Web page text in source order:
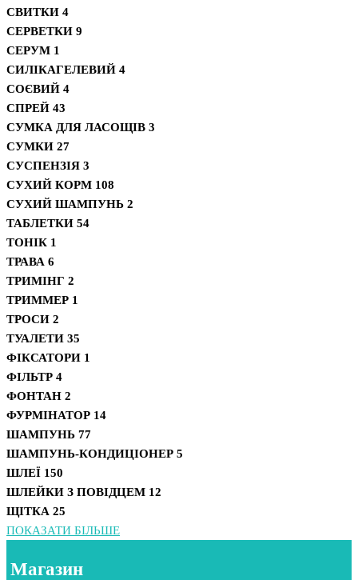
СВИТКИ 4
СЕРВЕТКИ 9
СЕРУМ 1
СИЛІКАГЕЛЕВИЙ 4
СОЄВИЙ 4
СПРЕЙ 43
СУМКА ДЛЯ ЛАСОЩІВ 3
СУМКИ 27
СУСПЕНЗІЯ 3
СУХИЙ КОРМ 108
СУХИЙ ШАМПУНЬ 2
ТАБЛЕТКИ 54
ТОНІК 1
ТРАВА 6
ТРИМІНГ 2
ТРИММЕР 1
ТРОСИ 2
ТУАЛЕТИ 35
ФІКСАТОРИ 1
ФІЛЬТР 4
ФОНТАН 2
ФУРМІНАТОР 14
ШАМПУНЬ 77
ШАМПУНЬ-КОНДИЦІОНЕР 5
ШЛЕЇ 150
ШЛЕЙКИ З ПОВІДЦЕМ 12
ЩІТКА 25
ПОКАЗАТИ БІЛЬШЕ
Магазин